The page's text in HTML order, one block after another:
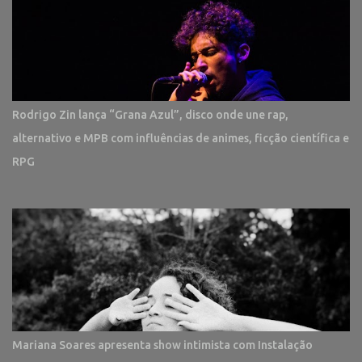
Rodrigo Zin lança “Grana Azul”, disco onde une rap,
alternativo e MPB com influências de animes, ficção científica e
RPG
Mariana Soares apresenta show intimista com Instalação